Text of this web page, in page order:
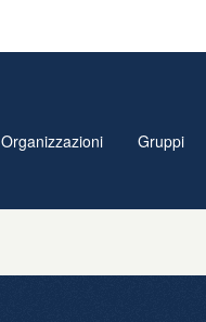
Organizzazioni Gruppi